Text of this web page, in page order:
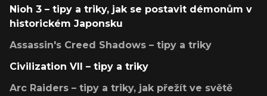
Nioh 3 – tipy a triky, jak se postavit démonům v
historickém Japonsku
Assassin's Creed Shadows – tipy a triky
Civilization VII – tipy a triky
Arc Raiders – tipy a triky, jak přežít ve světě